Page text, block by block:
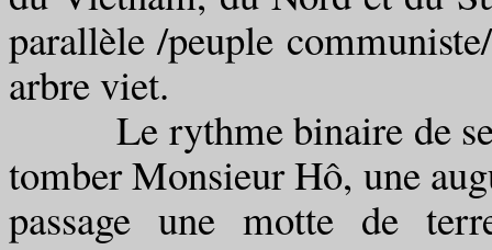
parallèle /peuple
arbre viet.
Le rythme binaire de ses
tomber Monsieur Hô, une
passage une motte de